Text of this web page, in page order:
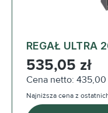
REGAŁ ULTRA
Cena regularna:
535,05 zł
Cena netto: 435,00
Najniższa cena z